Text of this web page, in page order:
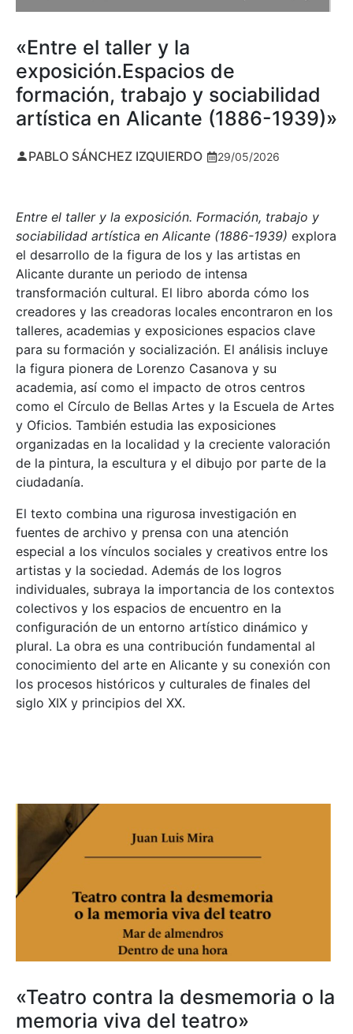
«Entre el taller y la
exposición.Espacios de
formación, trabajo y sociabilidad
artística en Alicante (1886-1939)»
PABLO SÁNCHEZ IZQUIERDO 29/05/2026
Entre el taller y la exposición. Formación, trabajo y
sociabilidad artística en Alicante (1886-1939) explora
el desarrollo de la figura de los y las artistas en
Alicante durante un periodo de intensa
transformación cultural. El libro aborda cómo los
creadores y las creadoras locales encontraron en los
talleres, academias y exposiciones espacios clave
para su formación y socialización. El análisis incluye
la figura pionera de Lorenzo Casanova y su
academia, así como el impacto de otros centros
como el Círculo de Bellas Artes y la Escuela de Artes
y Oficios. También estudia las exposiciones
organizadas en la localidad y la creciente valoración
de la pintura, la escultura y el dibujo por parte de la
ciudadanía.
El texto combina una rigurosa investigación en
fuentes de archivo y prensa con una atención
especial a los vínculos sociales y creativos entre los
artistas y la sociedad. Además de los logros
individuales, subraya la importancia de los contextos
colectivos y los espacios de encuentro en la
configuración de un entorno artístico dinámico y
plural. La obra es una contribución fundamental al
conocimiento del arte en Alicante y su conexión con
los procesos históricos y culturales de finales del
siglo XIX y principios del XX.
«Teatro contra la desmemoria o la
memoria viva del teatro»